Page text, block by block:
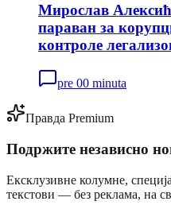
Мирослав
параван за
контроле
pre 00 minuta
Правда Premium
Подржите независно
Ексклузивне колумне,
текстови — без реклама, на